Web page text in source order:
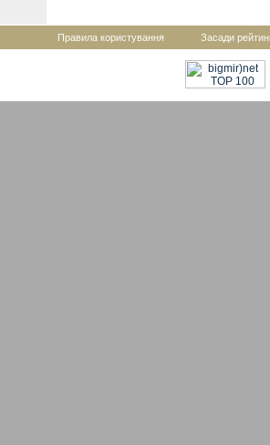
Правила користування Засади